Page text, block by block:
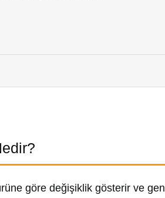
göre değişiklik gösterir ve